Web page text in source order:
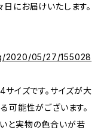
にお届けいたします。
2020/05/27/155028
イズです。サイズが大
可能性がございます。
と実物の色合いが若